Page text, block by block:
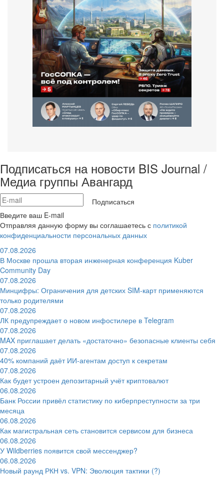
Подписаться на новости BIS Journal /
Медиа группы Авангард
Подписаться
Введите ваш E-mail
Отправляя данную форму вы соглашаетесь с политикой
конфиденциальности персональных данных
07.08.2026
В Москве прошла вторая инженерная конференция Kuber
Community Day
07.08.2026
Минцифры: Ограничения для детских SIM-карт применяются
только родителями
07.08.2026
ЛК предупреждает о новом инфостилере в Telegram
07.08.2026
MAX приглашает делать «достаточно» безопасные клиенты себя
07.08.2026
40% компаний даёт ИИ‑агентам доступ к секретам
07.08.2026
Как будет устроен депозитарный учёт криптовалют
06.08.2026
Банк России привёл статистику по киберпреступности за три
месяца
06.08.2026
Как магистральная сеть становится сервисом для бизнеса
06.08.2026
У Wildberries появится свой мессенджер?
06.08.2026
Новый раунд РКН vs. VPN: Эволюция тактики (?)